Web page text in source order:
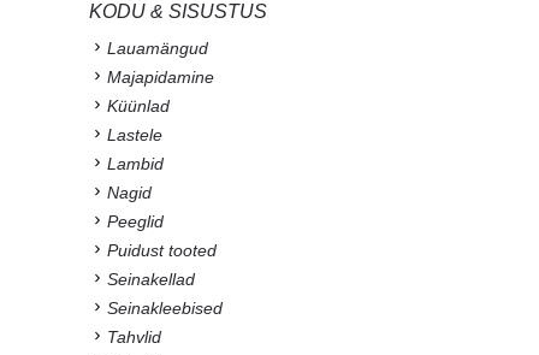
KODU & SISUSTUS
Lauamängud
Majapidamine
Küünlad
Lastele
Lambid
Nagid
Peeglid
Puidust tooted
Seinakellad
Seinakleebised
Tahvlid